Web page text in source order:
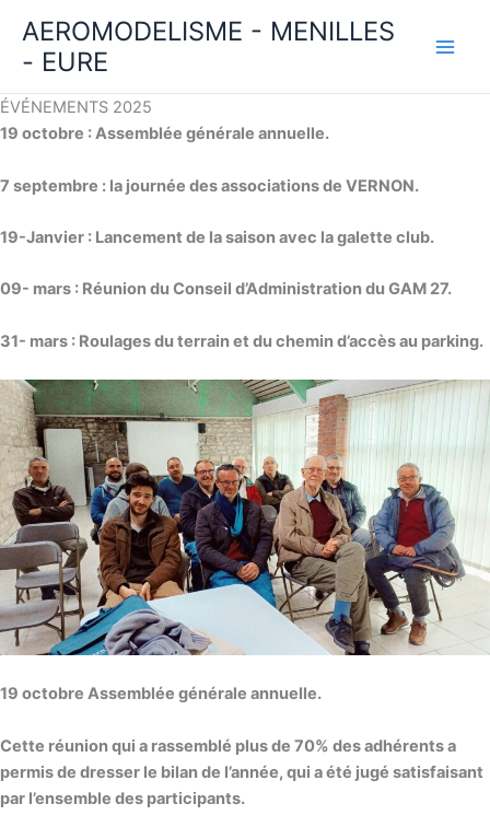
contenu
AEROMODELISME - MENILLES
- EURE
ÉVÉNEMENTS 2025
19 octobre : Assemblée générale annuelle.
7 septembre : la journée des associations de VERNON.
19-Janvier : Lancement de la saison avec la galette club.
09- mars : Réunion du Conseil d’Administration du GAM 27.
31- mars : Roulages du terrain et du chemin d’accès au parking.
19 octobre Assemblée générale annuelle.
Cette réunion qui a rassemblé plus de 70% des adhérents a
permis de dresser le bilan de l’année, qui a été jugé satisfaisant
par l’ensemble des participants.